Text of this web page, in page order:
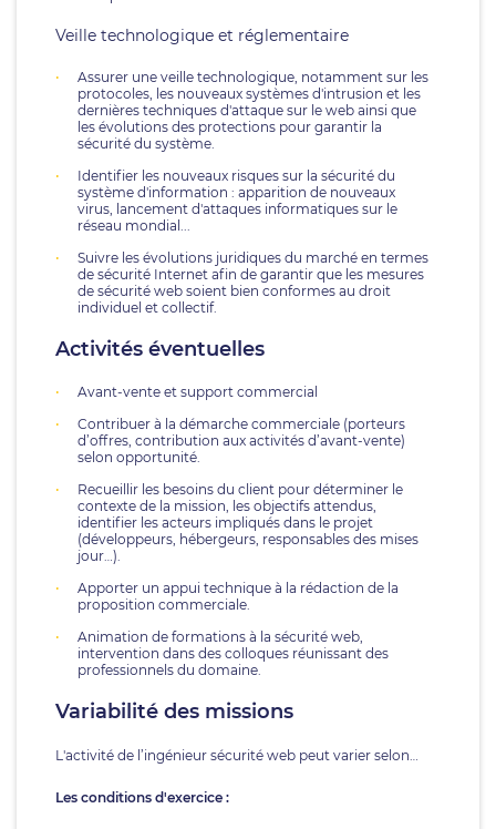
Veille technologique et réglementaire
Assurer une veille technologique, notamment sur les
protocoles, les nouveaux systèmes d'intrusion et les
dernières techniques d'attaque sur le web ainsi que
les évolutions des protections pour garantir la
sécurité du système.
Identifier les nouveaux risques sur la sécurité du
système d'information : apparition de nouveaux
virus, lancement d'attaques informatiques sur le
réseau mondial...
Suivre les évolutions juridiques du marché en termes
de sécurité Internet afin de garantir que les mesures
de sécurité web soient bien conformes au droit
individuel et collectif.
Activités éventuelles
Avant-vente et support commercial
Contribuer à la démarche commerciale (porteurs
d’offres, contribution aux activités d’avant-vente)
selon opportunité.
Recueillir les besoins du client pour déterminer le
contexte de la mission, les objectifs attendus,
identifier les acteurs impliqués dans le projet
(développeurs, hébergeurs, responsables des mises
jour…).
Apporter un appui technique à la rédaction de la
proposition commerciale.
Animation de formations à la sécurité web,
intervention dans des colloques réunissant des
professionnels du domaine.
Variabilité des missions
L'activité de l’ingénieur sécurité web peut varier selon…
Les conditions d'exercice :